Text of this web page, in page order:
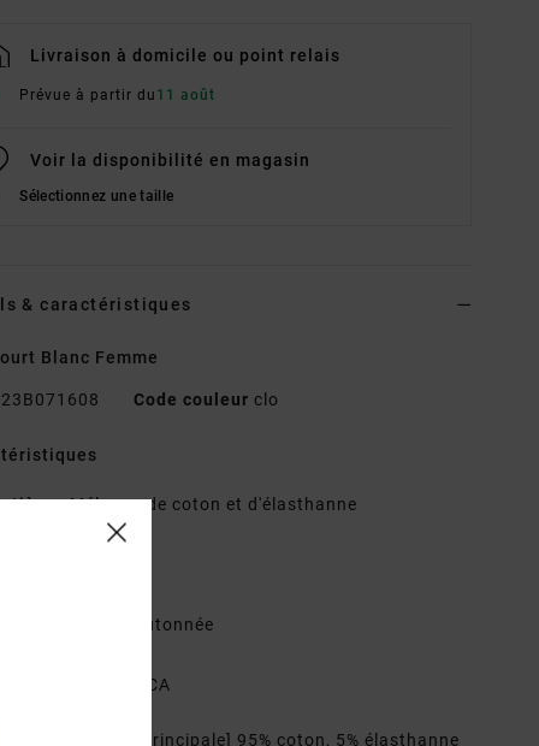
Livraison à domicile ou point relais
Prévue à partir du 11 août
Voir la disponibilité en magasin
Sélectionnez une taille
& caractéristiques
Blanc Femme
23B071608 Code couleur clo
:Mélange de coton et d'élasthanne
ajustée
demi-boutonnée
en métal RVCA
[Matière principale] 95% coton, 5% élasthanne